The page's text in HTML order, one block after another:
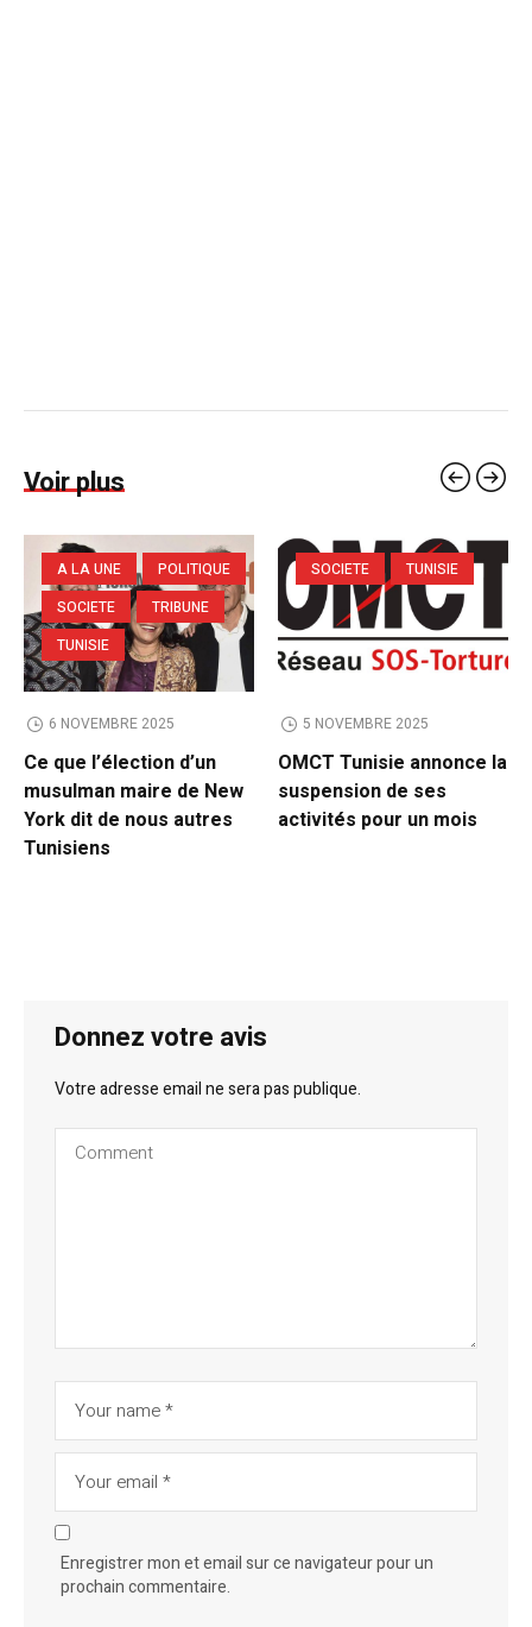
Voir plus
A LA UNE
POLITIQUE
SOCIETE
TRIBUNE
TUNISIE
6 NOVEMBRE 2025
Ce que l’élection d’un
musulman maire de New
York dit de nous autres
Tunisiens
SOCIETE TUNISIE
5 NOVEMBRE 2025
OMCT Tunisie annonce la
suspension de ses
activités pour un mois
Donnez votre avis
Votre adresse email ne sera pas publique.
Enregistrer mon et email sur ce navigateur pour un
prochain commentaire.